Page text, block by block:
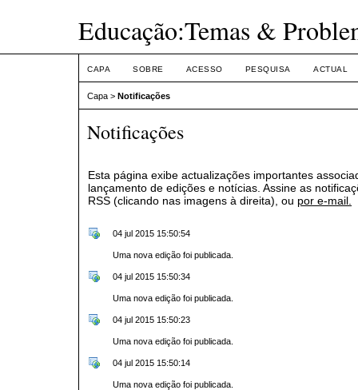
Educação:Temas &
CAPA SOBRE ACESSO PESQUISA ACTUAL
Capa > Notificações
Notificações
Esta página exibe actualizações importantes
lançamento de edições e notícias. Assine as
RSS (clicando nas imagens à direita), ou por e-mail.
04 jul 2015 15:50:54
Uma nova edição foi publicada.
04 jul 2015 15:50:34
Uma nova edição foi publicada.
04 jul 2015 15:50:23
Uma nova edição foi publicada.
04 jul 2015 15:50:14
Uma nova edição foi publicada.